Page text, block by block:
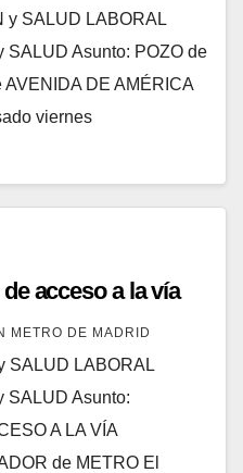
y SALUD LABORAL
SALUD Asunto: POZO de
DE AMÉRICA
viernes
acceso a la vía
METRO DE MADRID
SALUD LABORAL
SALUD Asunto:
A LA VÍA
de METRO El